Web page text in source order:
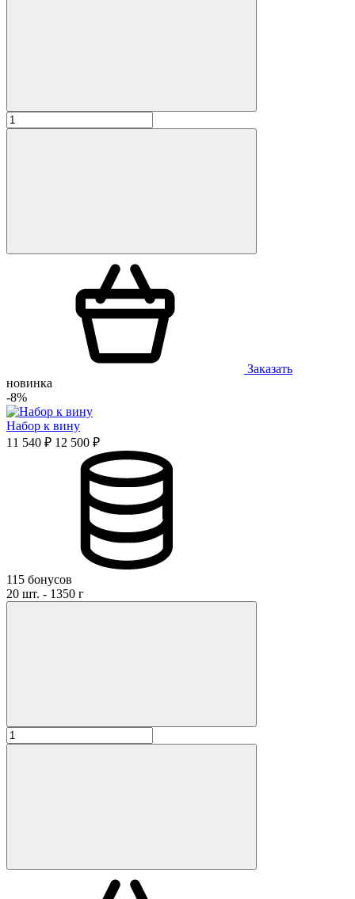
Заказать
новинка
-8%
Набор к вину
11 540 ₽ 12 500 ₽
115 бонусов
20 шт. - 1350 г